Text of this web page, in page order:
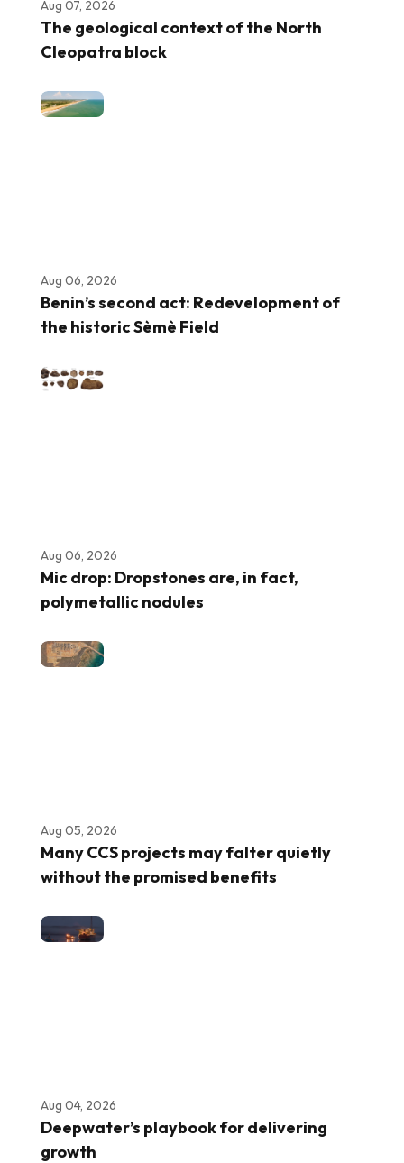
Aug 07, 2026
The geological context of the North
Cleopatra block
Aug 06, 2026
Benin’s second act: Redevelopment of
the historic Sèmè Field
Aug 06, 2026
Mic drop: Dropstones are, in fact,
polymetallic nodules
Aug 05, 2026
Many CCS projects may falter quietly
without the promised benefits
Aug 04, 2026
Deepwater’s playbook for delivering
growth